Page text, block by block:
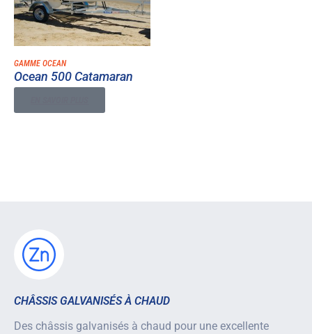
GAMME OCEAN
Ocean 500 Catamaran
CHÂSSIS GALVANISÉS À CHAUD
Des châssis galvanisés à chaud pour une excellente